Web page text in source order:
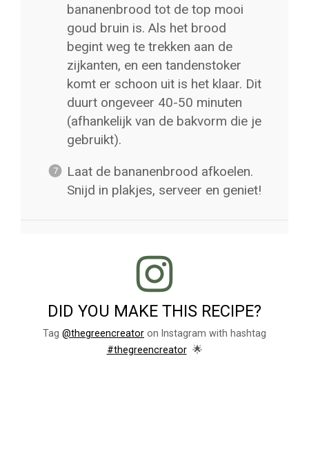
bananenbrood tot de top mooi
goud bruin is. Als het brood
begint weg te trekken aan de
zijkanten, en een tandenstoker
komt er schoon uit is het klaar. Dit
duurt ongeveer 40-50 minuten
(afhankelijk van de bakvorm die je
gebruikt).
Laat de bananenbrood afkoelen.
Snijd in plakjes, serveer en geniet!
DID YOU MAKE THIS RECIPE?
Tag @thegreencreator on Instagram with hashtag
#thegreencreator 🌟